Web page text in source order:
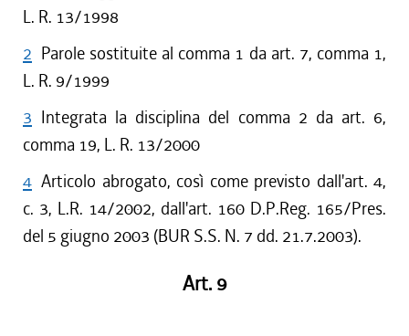
L. R. 13/1998
2 Parole sostituite al comma 1 da art. 7, comma 1,
L. R. 9/1999
3 Integrata la disciplina del comma 2 da art. 6,
comma 19, L. R. 13/2000
4 Articolo abrogato, così come previsto dall'art. 4,
c. 3, L.R. 14/2002, dall'art. 160 D.P.Reg. 165/Pres.
del 5 giugno 2003 (BUR S.S. N. 7 dd. 21.7.2003).
Art. 9